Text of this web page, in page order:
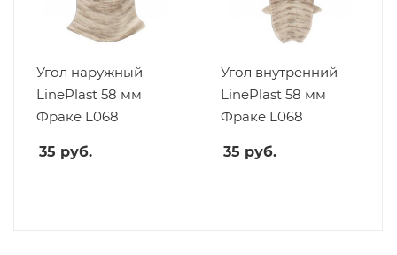
Угол наружный
LinePlast 58 мм
Фраке L068
35 руб.
Угол внутренний
LinePlast 58 мм
Фраке L068
35 руб.